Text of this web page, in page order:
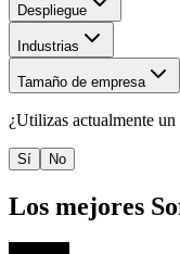
Despliegue
Industrias
Tamaño de empresa
¿Utilizas actualmente un
Sí No
Los mejores